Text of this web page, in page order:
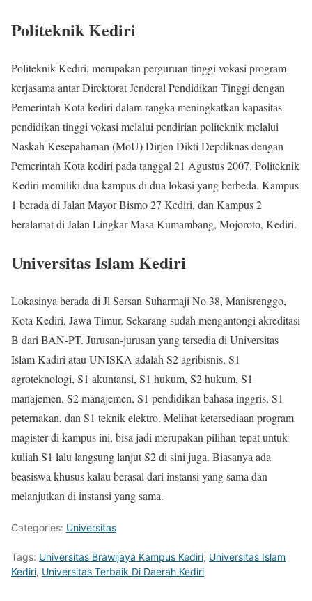
Politeknik Kediri
Politeknik Kediri, merupakan perguruan tinggi vokasi program
kerjasama antar Direktorat Jenderal Pendidikan Tinggi dengan
Pemerintah Kota kediri dalam rangka meningkatkan kapasitas
pendidikan tinggi vokasi melalui pendirian politeknik melalui
Naskah Kesepahaman (MoU) Dirjen Dikti Depdiknas dengan
Pemerintah Kota kediri pada tanggal 21 Agustus 2007. Politeknik
Kediri memiliki dua kampus di dua lokasi yang berbeda. Kampus
1 berada di Jalan Mayor Bismo 27 Kediri, dan Kampus 2
beralamat di Jalan Lingkar Masa Kumambang, Mojoroto, Kediri.
Universitas Islam Kediri
Lokasinya berada di Jl Sersan Suharmaji No 38, Manisrenggo,
Kota Kediri, Jawa Timur. Sekarang sudah mengantongi akreditasi
B dari BAN-PT. Jurusan-jurusan yang tersedia di Universitas
Islam Kadiri atau UNISKA adalah S2 agribisnis, S1
agroteknologi, S1 akuntansi, S1 hukum, S2 hukum, S1
manajemen, S2 manajemen, S1 pendidikan bahasa inggris, S1
peternakan, dan S1 teknik elektro. Melihat ketersediaan program
magister di kampus ini, bisa jadi merupakan pilihan tepat untuk
kuliah S1 lalu langsung lanjut S2 di sini juga. Biasanya ada
beasiswa khusus kalau berasal dari instansi yang sama dan
melanjutkan di instansi yang sama.
Categories: Universitas
Tags: Universitas Brawijaya Kampus Kediri, Universitas Islam
Kediri, Universitas Terbaik Di Daerah Kediri